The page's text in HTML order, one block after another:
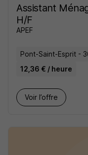
Assistant
H/F
APEF
Pont-Saint-Esprit -
12,36 € / heure
Voir l’offre